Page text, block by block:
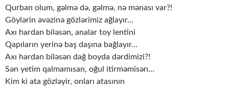
Qurban olum, gəlmə də, gəlmə, nə mənası var?!
Göylərin əvəzinə gözlərimiz ağlayır…
Axı hardan biləsən, analar toy lentini
Qapıların yerinə baş daşına bağlayır…
Axı hardan biləsən dağ boyda dərdimizi?!
Sən yetim qalmamısan, oğul itirməmisən…
Kim ki ata gözləyir, onları atasının